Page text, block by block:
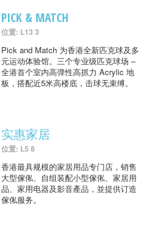
PICK & MATCH
位置: L13 3
Pick and Match 为香港全新匹克球及多
元运动体验馆。三个专业级匹克球场 –
全港首个室内高弹性高抓力 Acrylic 地
板，搭配近5米高楼底，击球无束缚。
实惠家居
位置: L5 8
香港最具规模的家居用品专门店，销售
大型傢俬、自组装配小型傢俬、家居用
品、家用电器及影音產品，並提供订造
傢俬服务。